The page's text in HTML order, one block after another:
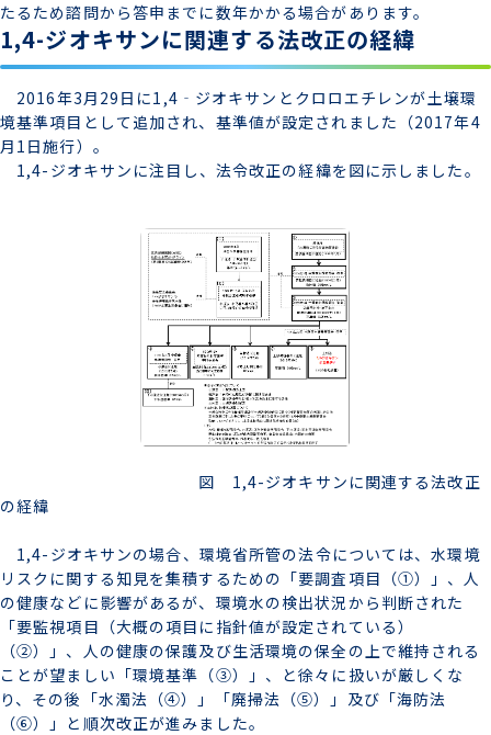
たるため諮問から答申までに数年かかる場合があります。
1,4-ジオキサンに関連する法改正の経緯
2016年3月29日に1,4‐ジオキサンとクロロエチレンが土壌環
境基準項目として追加され、基準値が設定されました（2017年4
月1日施行）。
1,4-ジオキサンに注目し、法令改正の経緯を図に示しました。
図 1,4-ジオキサンに関連する法改正
の経緯
1,4-ジオキサンの場合、環境省所管の法令については、水環境
リスクに関する知見を集積するための「要調査項目（①）」、人
の健康などに影響があるが、環境水の検出状況から判断された
「要監視項目（大概の項目に指針値が設定されている）
（②）」、人の健康の保護及び生活環境の保全の上で維持される
ことが望ましい「環境基準（③）」、と徐々に扱いが厳しくな
り、その後「水濁法（④）」「廃掃法（⑤）」及び「海防法
（⑥）」と順次改正が進みました。